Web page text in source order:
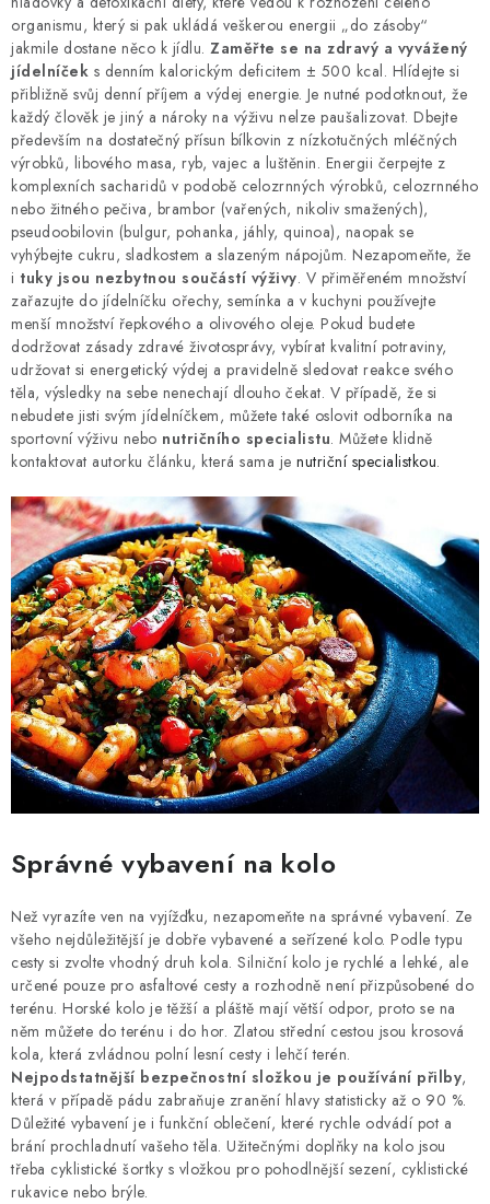
organismu, který si pak ukládá veškerou energii „do zásoby“
jakmile dostane něco k jídlu. Zaměřte se na zdravý a vyvážený
jídelníček s denním kalorickým deficitem ± 500 kcal. Hlídejte si
přibližně svůj denní příjem a výdej energie. Je nutné podotknout, že
každý člověk je jiný a nároky na výživu nelze paušalizovat. Dbejte
především na dostatečný přísun bílkovin z nízkotučných mléčných
výrobků, libového masa, ryb, vajec a luštěnin. Energii čerpejte z
komplexních sacharidů v podobě celozrnných výrobků, celozrnného
nebo žitného pečiva, brambor (vařených, nikoliv smažených),
pseudoobilovin (bulgur, pohanka, jáhly, quinoa), naopak se
vyhýbejte cukru, sladkostem a slazeným nápojům. Nezapomeňte, že
i tuky jsou nezbytnou součástí výživy. V přiměřeném množství
zařazujte do jídelníčku ořechy, semínka a v kuchyni používejte
menší množství řepkového a olivového oleje. Pokud budete
dodržovat zásady zdravé životosprávy, vybírat kvalitní potraviny,
udržovat si energetický výdej a pravidelně sledovat reakce svého
těla, výsledky na sebe nenechají dlouho čekat. V případě, že si
nebudete jisti svým jídelníčkem, můžete také oslovit odborníka na
sportovní výživu nebo nutričního specialistu. Můžete klidně
kontaktovat autorku článku, která sama je nutriční specialistkou.
Správné vybavení na kolo
Než vyrazíte ven na vyjížďku, nezapomeňte na správné vybavení. Ze
všeho nejdůležitější je dobře vybavené a seřízené kolo. Podle typu
cesty si zvolte vhodný druh kola. Silniční kolo je rychlé a lehké, ale
určené pouze pro asfaltové cesty a rozhodně není přizpůsobené do
terénu. Horské kolo je těžší a pláště mají větší odpor, proto se na
něm můžete do terénu i do hor. Zlatou střední cestou jsou krosová
kola, která zvládnou polní lesní cesty i lehčí terén.
Nejpodstatnější bezpečnostní složkou je používání přilby,
která v případě pádu zabraňuje zranění hlavy statisticky až o 90 %.
Důležité vybavení je i funkční oblečení, které rychle odvádí pot a
brání prochladnutí vašeho těla. Užitečnými doplňky na kolo jsou
třeba cyklistické šortky s vložkou pro pohodlnější sezení, cyklistické
rukavice nebo brýle.